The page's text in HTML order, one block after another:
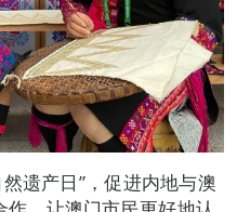
遗产日”，促进内地与澳